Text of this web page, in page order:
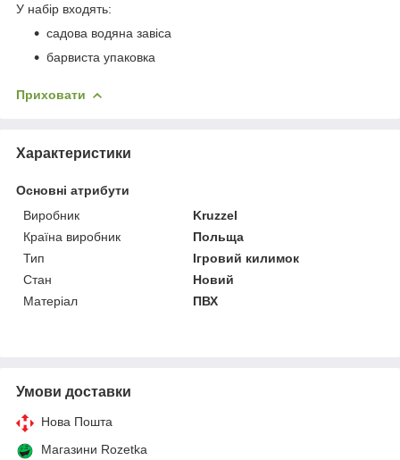
У набір входять:
садова водяна завіса
барвиста упаковка
Приховати
Характеристики
Основні атрибути
Виробник
Kruzzel
Країна виробник
Польща
Тип
Ігровий килимок
Стан
Новий
Матеріал
ПВХ
Умови доставки
Нова Пошта
Магазини Rozetka